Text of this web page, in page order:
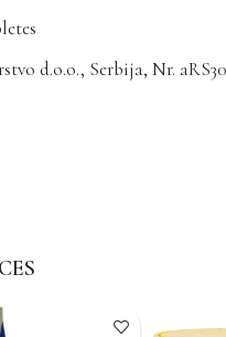
d.o.o., Serbija, Nr.